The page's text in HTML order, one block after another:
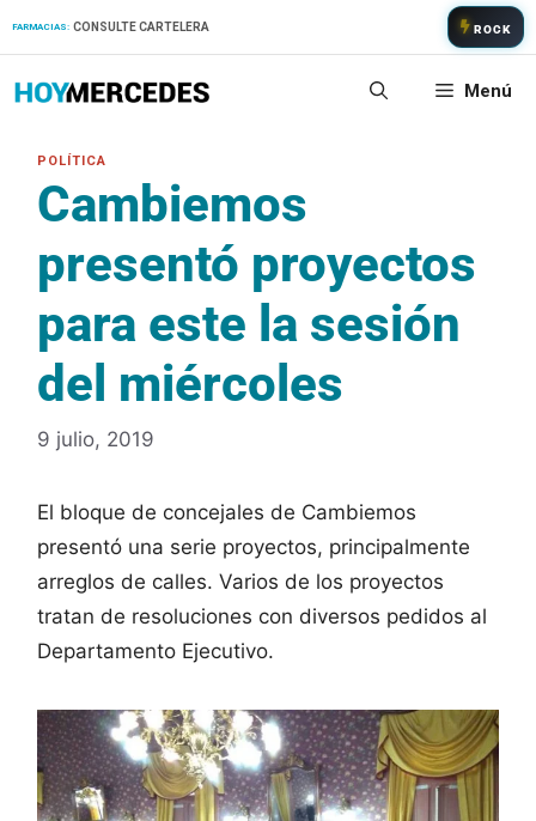
FARMACIAS: CONSULTE CARTELERA ROCK
Menú
Cambiemos
presentó proyectos
para este la sesión
del miércoles
9 julio, 2019
El bloque de concejales de Cambiemos
presentó una serie proyectos, principalmente
arreglos de calles. Varios de los proyectos
tratan de resoluciones con diversos pedidos al
Departamento Ejecutivo.